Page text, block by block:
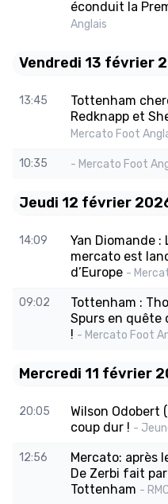
éconduit la
Anglais
Vendredi 13 février
13:45
Tottenham
Redknapp et
Mercato Foot
10:35 - Mercato Foot
Jeudi 12 février
14:09
Yan Diomande
mercato est
d’Europe -
09:02
Tottenham :
Spurs en quête
! - Mercato Foot
Mercredi 11 février
20:05
Wilson Odobert
coup dur ! -
12:56
Mercato: après
De Zerbi fait
Tottenham -